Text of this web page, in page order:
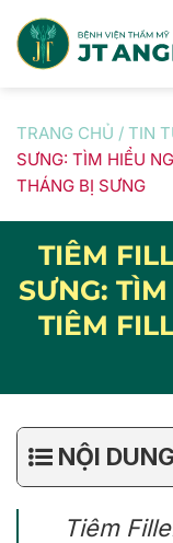
content
TRANG CHỦ / TIN
SƯNG: TÌM HIỂU
THÁNG BỊ SƯNG
TIÊM
SƯNG:
TIÊM
NỘI
Tiêm